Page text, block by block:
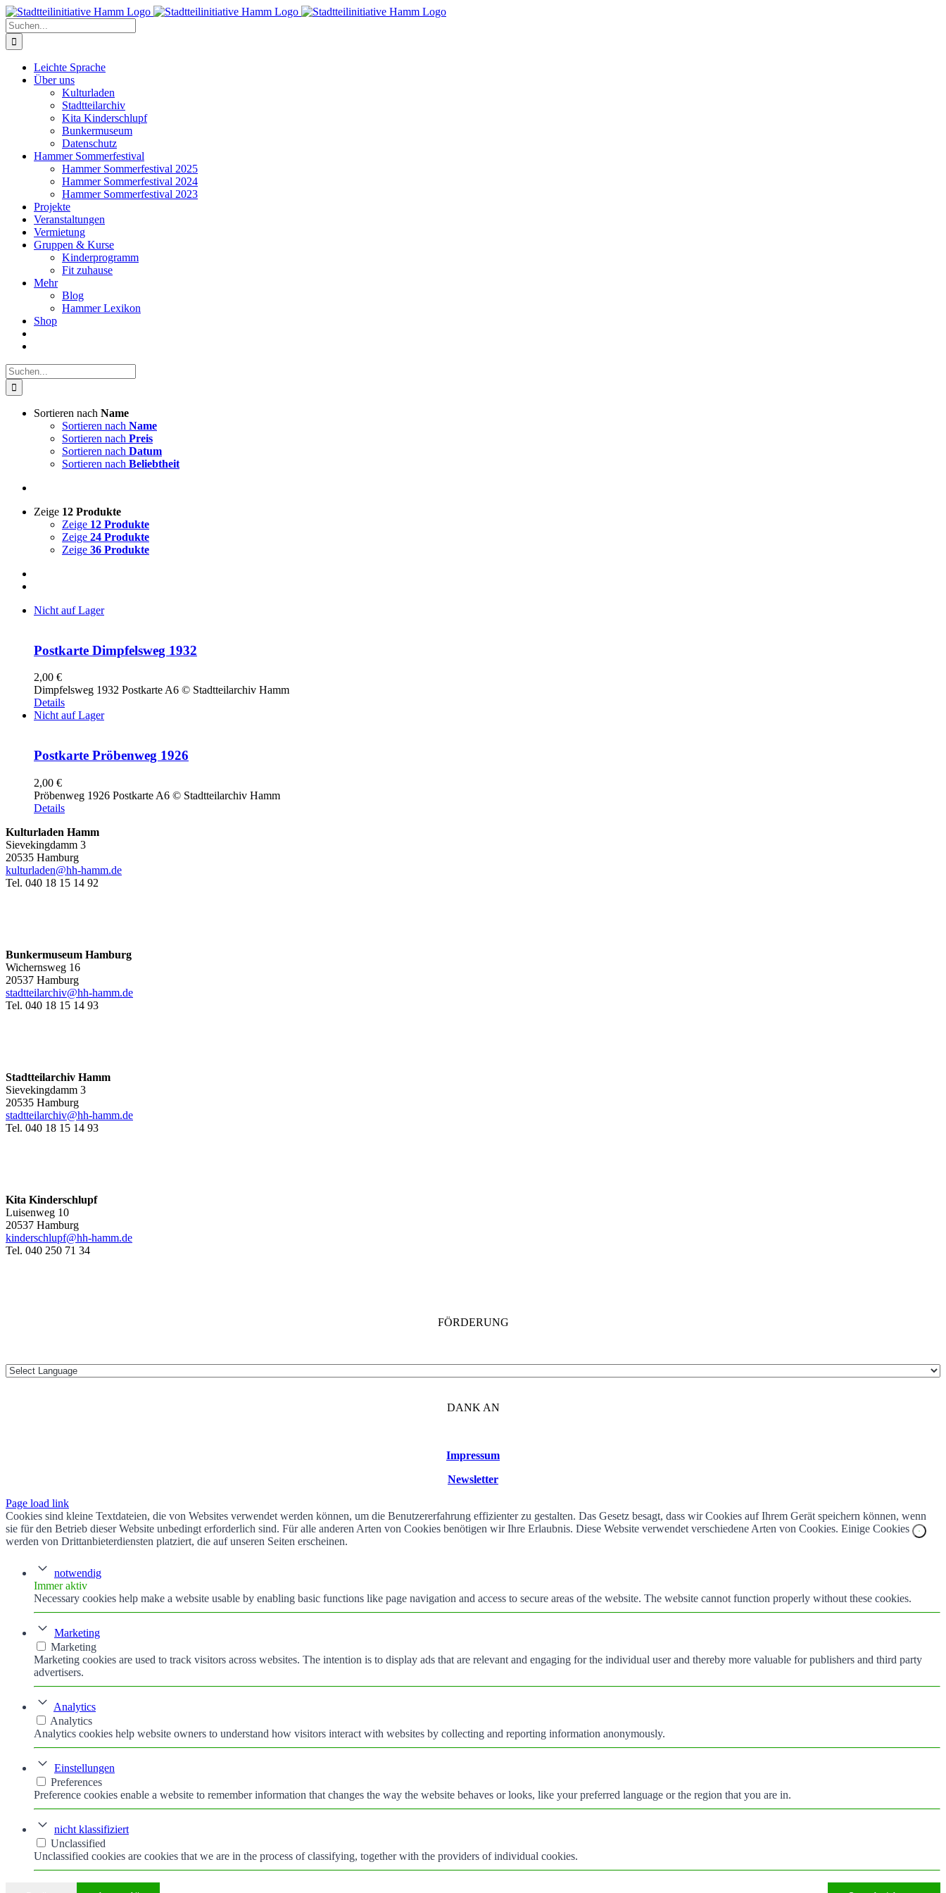
Zum
Inhalt
springen
Suche
nach:
Leichte Sprache
Über uns
Kulturladen
Stadtteilarchiv
Kita Kinderschlupf
Bunkermuseum
Datenschutz
Hammer Sommerfestival
Hammer Sommerfestival 2025
Hammer Sommerfestival 2024
Hammer Sommerfestival 2023
Projekte
Veranstaltungen
Vermietung
Gruppen & Kurse
Kinderprogramm
Fit zuhause
Mehr
Blog
Hammer Lexikon
Shop
Suche
nach:
Sortieren nach Name
Sortieren nach Name
Sortieren nach Preis
Sortieren nach Datum
Sortieren nach Beliebtheit
Zeige 12 Produkte
Zeige 12 Produkte
Zeige 24 Produkte
Zeige 36 Produkte
Nicht auf Lager
Postkarte Dimpfelsweg 1932
2,00 €
Dimpfelsweg 1932 Postkarte A6 © Stadtteilarchiv Hamm
Details
Nicht auf Lager
Postkarte Pröbenweg 1926
2,00 €
Pröbenweg 1926 Postkarte A6 © Stadtteilarchiv Hamm
Details
Kulturladen Hamm
Sievekingdamm 3
20535 Hamburg
kulturladen@hh-hamm.de
Tel. 040 18 15 14 92
Bunkermuseum Hamburg
Wichernsweg 16
20537 Hamburg
stadtteilarchiv@hh-hamm.de
Tel. 040 18 15 14 93
Stadtteilarchiv Hamm
Sievekingdamm 3
20535 Hamburg
stadtteilarchiv@hh-hamm.de
Tel. 040 18 15 14 93
Kita Kinderschlupf
Luisenweg 10
20537 Hamburg
kinderschlupf@hh-hamm.de
Tel. 040 250 71 34
FÖRDERUNG
DANK AN
Impressum
Newsletter
Page load link
Cookies sind kleine Textdateien, die von Websites verwendet werden können, um die Benutzererfahrung effizienter zu gestalten. Das Gesetz besagt, dass wir Cookies auf Ihrem Gerät speichern können, wenn
sie für den Betrieb dieser Website unbedingt erforderlich sind. Für alle anderen Arten von Cookies benötigen wir Ihre Erlaubnis. Diese Website verwendet verschiedene Arten von Cookies. Einige Cookies
werden von Drittanbieterdiensten platziert, die auf unseren Seiten erscheinen.
notwendig
Immer aktiv
Necessary cookies help make a website usable by enabling basic functions like page navigation and access to secure areas of the website. The website cannot function properly without these cookies.
Marketing
Marketing
Marketing cookies are used to track visitors across websites. The intention is to display ads that are relevant and engaging for the individual user and thereby more valuable for publishers and third party
advertisers.
Analytics
Analytics
Analytics cookies help website owners to understand how visitors interact with websites by collecting and reporting information anonymously.
Einstellungen
Preferences
Preference cookies enable a website to remember information that changes the way the website behaves or looks, like your preferred language or the region that you are in.
nicht klassifiziert
Unclassified
Unclassified cookies are cookies that we are in the process of classifying, together with the providers of individual cookies.